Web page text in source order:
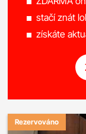
stačí znát
získáte
Rezervováno